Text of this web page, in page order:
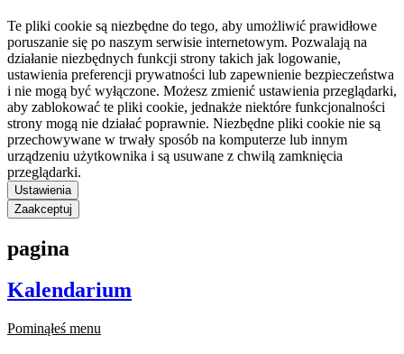
Te pliki cookie są niezbędne do tego, aby umożliwić prawidłowe
poruszanie się po naszym serwisie internetowym. Pozwalają na
działanie niezbędnych funkcji strony takich jak logowanie,
ustawienia preferencji prywatności lub zapewnienie bezpieczeństwa
i nie mogą być wyłączone. Możesz zmienić ustawienia przeglądarki,
aby zablokować te pliki cookie, jednakże niektóre funkcjonalności
strony mogą nie działać poprawnie. Niezbędne pliki cookie nie są
przechowywane w trwały sposób na komputerze lub innym
urządzeniu użytkownika i są usuwane z chwilą zamknięcia
przeglądarki.
Ustawienia
Zaakceptuj
pagina
Kalendarium
Pominąłeś menu